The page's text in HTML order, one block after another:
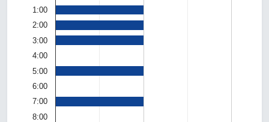
1:00
2:00
3:00
4:00
5:00
6:00
7:00
8:00